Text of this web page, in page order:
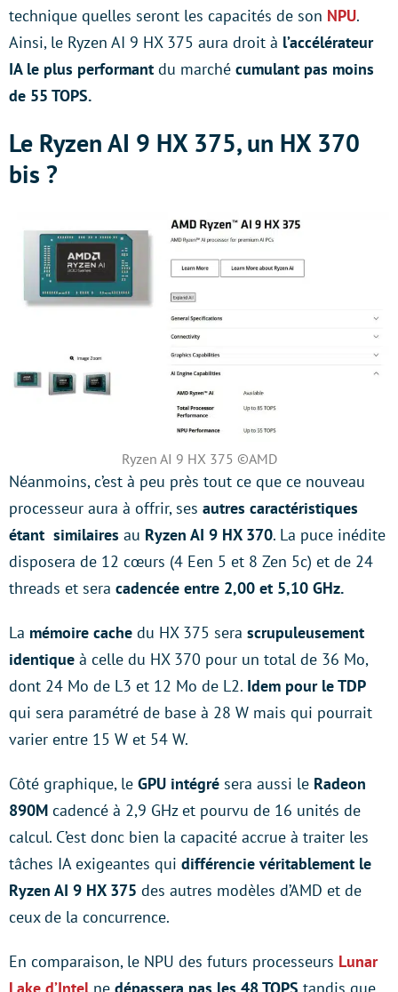
technique quelles seront les capacités de son NPU.
Ainsi, le Ryzen AI 9 HX 375 aura droit à l’accélérateur
IA le plus performant du marché cumulant pas moins
de 55 TOPS.
Le Ryzen AI 9 HX 375, un HX 370
bis ?
Ryzen AI 9 HX 375 ©AMD
Néanmoins, c’est à peu près tout ce que ce nouveau
processeur aura à offrir, ses autres caractéristiques
étant similaires au Ryzen AI 9 HX 370. La puce inédite
disposera de 12 cœurs (4 Een 5 et 8 Zen 5c) et de 24
threads et sera cadencée entre 2,00 et 5,10 GHz.
La mémoire cache du HX 375 sera scrupuleusement
identique à celle du HX 370 pour un total de 36 Mo,
dont 24 Mo de L3 et 12 Mo de L2. Idem pour le TDP
qui sera paramétré de base à 28 W mais qui pourrait
varier entre 15 W et 54 W.
Côté graphique, le GPU intégré sera aussi le Radeon
890M cadencé à 2,9 GHz et pourvu de 16 unités de
calcul. C’est donc bien la capacité accrue à traiter les
tâches IA exigeantes qui différencie véritablement le
Ryzen AI 9 HX 375 des autres modèles d’AMD et de
ceux de la concurrence.
En comparaison, le NPU des futurs processeurs Lunar